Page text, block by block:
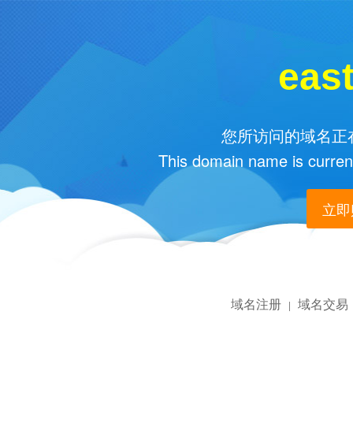
您所访问的域名
This domain name is
立
域名注册 | 域名交易